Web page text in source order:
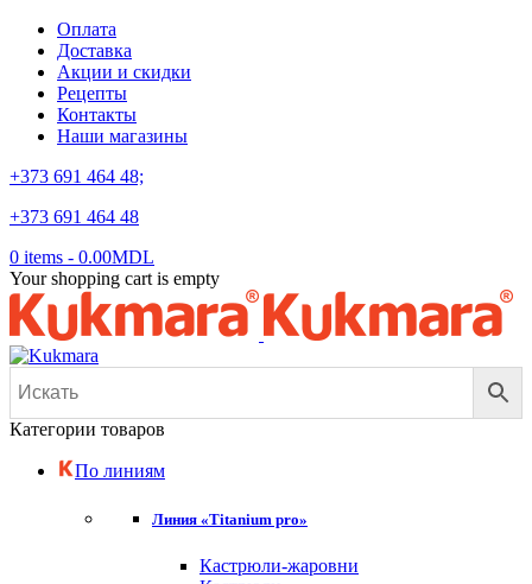
Оплата
Доставка
Акции и скидки
Рецепты
Контакты
Наши магазины
+373 691 464 48;
+373 691 464 48
0 items - 0.00MDL
Your shopping cart is empty
Категории товаров
По линиям
Линия «Titanium pro»
Кастрюли-жаровни